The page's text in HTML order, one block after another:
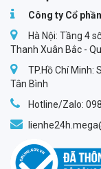
Công ty Cổ
Hà Nội: Tầng 4
Thanh Xuân Bắc -
TP.Hồ Chí Minh:
Tân Bình
Hotline/Zalo: